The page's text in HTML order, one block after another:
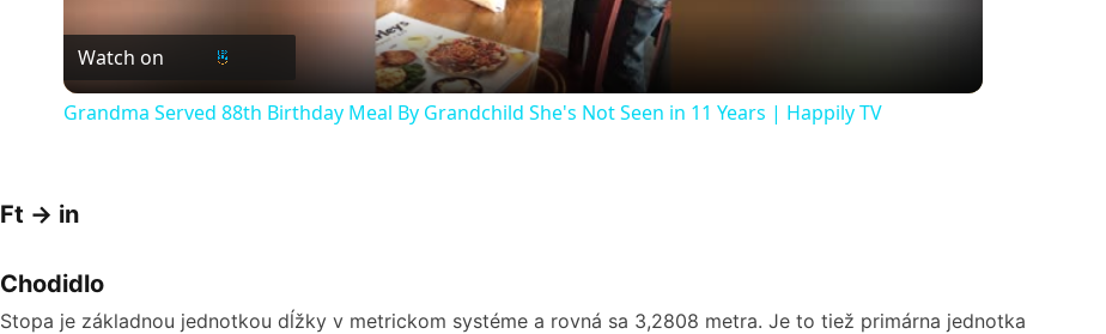
a
y
Watch on
Grandma Served 88th Birthday Meal By Grandchild She's Not Seen in 11 Years | Happily TV
Ft -> in
Chodidlo
Stopa je základnou jednotkou dĺžky v metrickom systéme a rovná sa 3,2808 metra. Je to tiež primárna jednotka